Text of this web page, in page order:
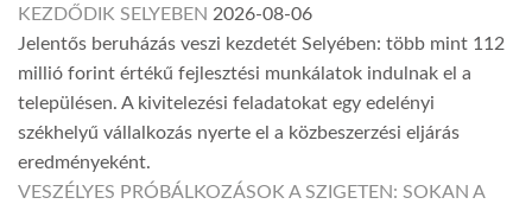
KEZDŐDIK SELYEBEN 2026-08-06
Jelentős beruházás veszi kezdetét Selyében: több mint 112
millió forint értékű fejlesztési munkálatok indulnak el a
településen. A kivitelezési feladatokat egy edelényi
székhelyű vállalkozás nyerte el a közbeszerzési eljárás
eredményeként.
VESZÉLYES PRÓBÁLKOZÁSOK A SZIGETEN: SOKAN A